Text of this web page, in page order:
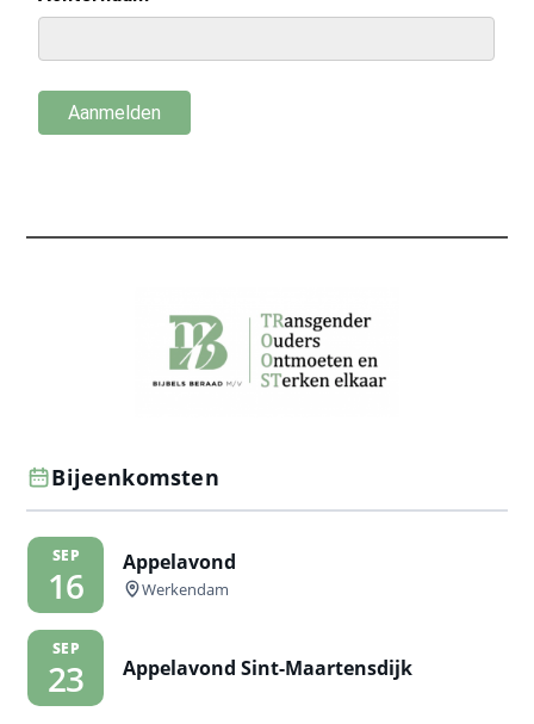
Bijeenkomsten
SEP
16
Appelavond
Werkendam
SEP
23 Appelavond Sint-Maartensdijk